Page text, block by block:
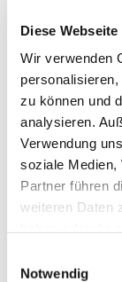
Diese
Wir verwenden
zu können und
analysieren.
Verwendung
soziale Medien,
Partner führen
weiteren Daten
Notwendig